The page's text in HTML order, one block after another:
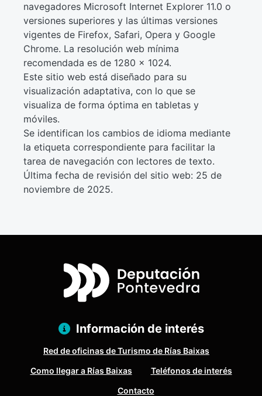
navegadores Microsoft Internet Explorer 11.0 o
versiones superiores y las últimas versiones
vigentes de Firefox, Safari, Opera y Google
Chrome. La resolución web mínima
recomendada es de 1280 x 1024.
Este sitio web está diseñado para su
visualización adaptativa, con lo que se
visualiza de forma óptima en tabletas y
móviles.
Se identifican los cambios de idioma mediante
la etiqueta correspondiente para facilitar la
tarea de navegación con lectores de texto.
Última fecha de revisión del sitio web: 25 de
noviembre de 2025.
Información de interés
Red de oficinas de Turismo de Rías Baixas
Como llegar a Rías Baixas
Teléfonos de interés
Contacto